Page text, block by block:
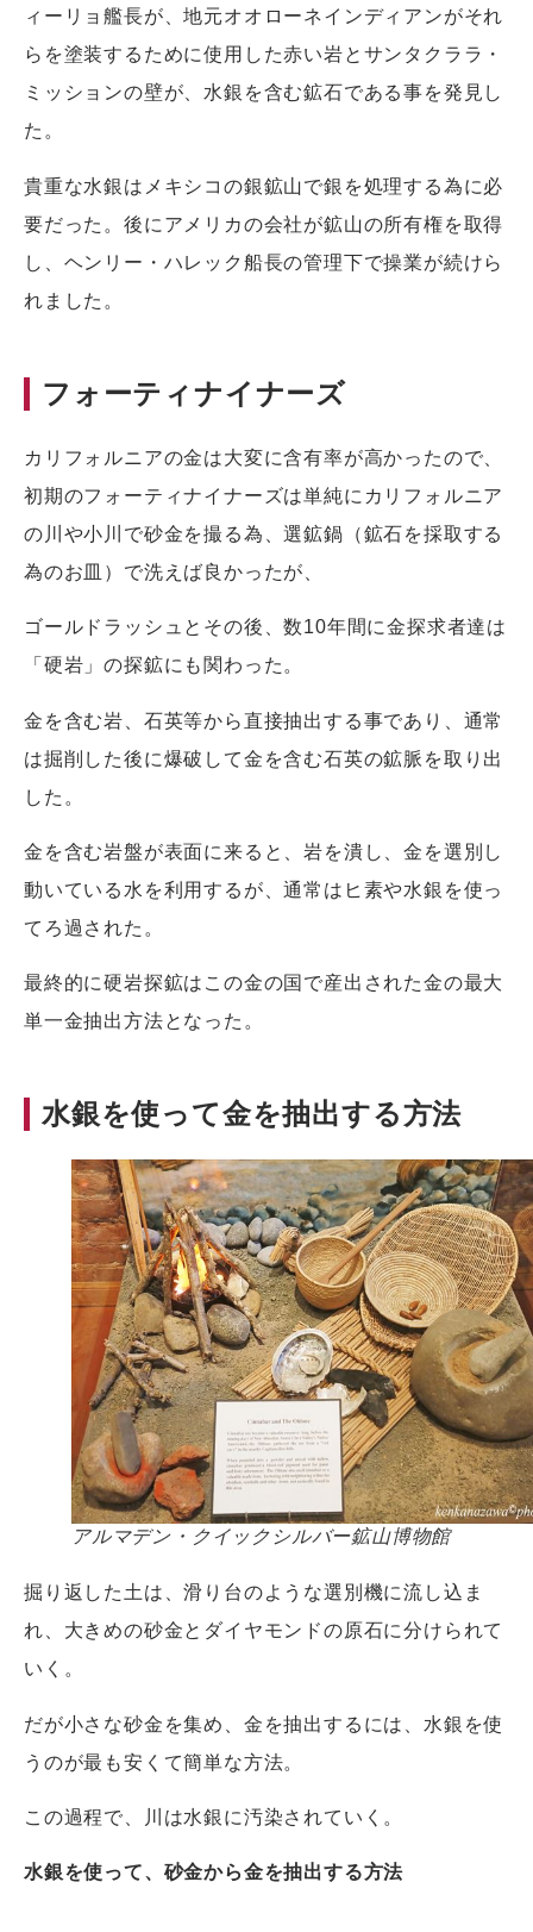
ィーリョ艦長が、地元オオローネインディアンがそれ
らを塗装するために使用した赤い岩とサンタクララ・
ミッションの壁が、水銀を含む鉱石である事を発見し
た。
貴重な水銀はメキシコの銀鉱山で銀を処理する為に必
要だった。後にアメリカの会社が鉱山の所有権を取得
し、ヘンリー・ハレック船長の管理下で操業が続けら
れました。
フォーティナイナーズ
カリフォルニアの金は大変に含有率が高かったので、
初期のフォーティナイナーズは単純にカリフォルニア
の川や小川で砂金を撮る為、選鉱鍋（鉱石を採取する
為のお皿）で洗えば良かったが、
ゴールドラッシュとその後、数10年間に金探求者達は
「硬岩」の探鉱にも関わった。
金を含む岩、石英等から直接抽出する事であり、通常
は掘削した後に爆破して金を含む石英の鉱脈を取り出
した。
金を含む岩盤が表面に来ると、岩を潰し、金を選別し
動いている水を利用するが、通常はヒ素や水銀を使っ
てろ過された。
最終的に硬岩探鉱はこの金の国で産出された金の最大
単一金抽出方法となった。
水銀を使って金を抽出する方法
アルマデン・クイックシルバー鉱山博物館
掘り返した土は、滑り台のような選別機に流し込ま
れ、大きめの砂金とダイヤモンドの原石に分けられて
いく。
だが小さな砂金を集め、金を抽出するには、水銀を使
うのが最も安くて簡単な方法。
この過程で、川は水銀に汚染されていく。
水銀を使って、砂金から金を抽出する方法